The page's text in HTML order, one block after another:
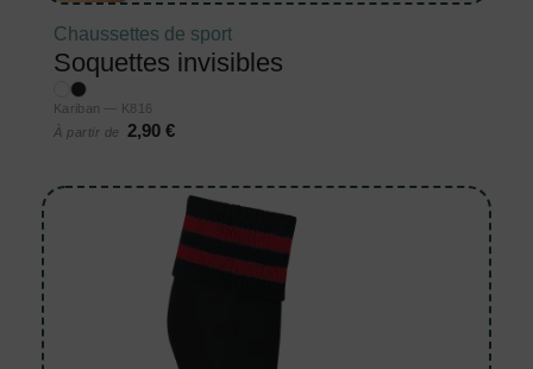
Chaussettes de sport
Soquettes invisibles
Kariban — K816
À partir de
2,90 €